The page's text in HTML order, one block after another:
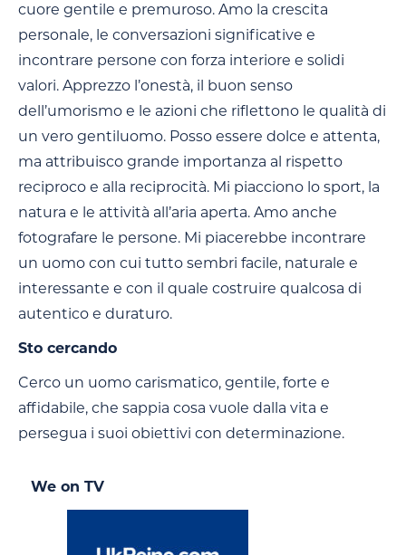
cuore gentile e premuroso. Amo la crescita
personale, le conversazioni significative e
incontrare persone con forza interiore e solidi
valori. Apprezzo l’onestà, il buon senso
dell’umorismo e le azioni che riflettono le qualità di
un vero gentiluomo. Posso essere dolce e attenta,
ma attribuisco grande importanza al rispetto
reciproco e alla reciprocità. Mi piacciono lo sport, la
natura e le attività all’aria aperta. Amo anche
fotografare le persone. Mi piacerebbe incontrare
un uomo con cui tutto sembri facile, naturale e
interessante e con il quale costruire qualcosa di
autentico e duraturo.
Sto cercando
Cerco un uomo carismatico, gentile, forte e
affidabile, che sappia cosa vuole dalla vita e
persegua i suoi obiettivi con determinazione.
We on TV